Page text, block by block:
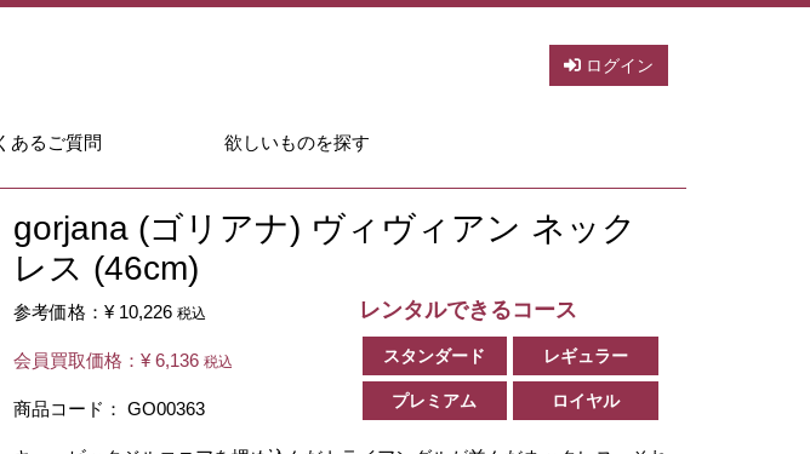
ログイン
あるご質問 欲しいものを探す
gorjana (ゴリアナ) ヴィヴィアン ネック
レス (46cm)
参考価格： ¥ 10,226 税込
会員買取価格： ¥ 6,136 税込
商品コード： GO00363
レンタルできるコース
スタンダード レギュラー
プレミアム ロイヤル